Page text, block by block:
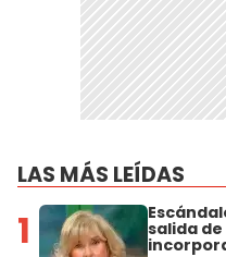
LAS MÁS LEÍDAS
1 salida